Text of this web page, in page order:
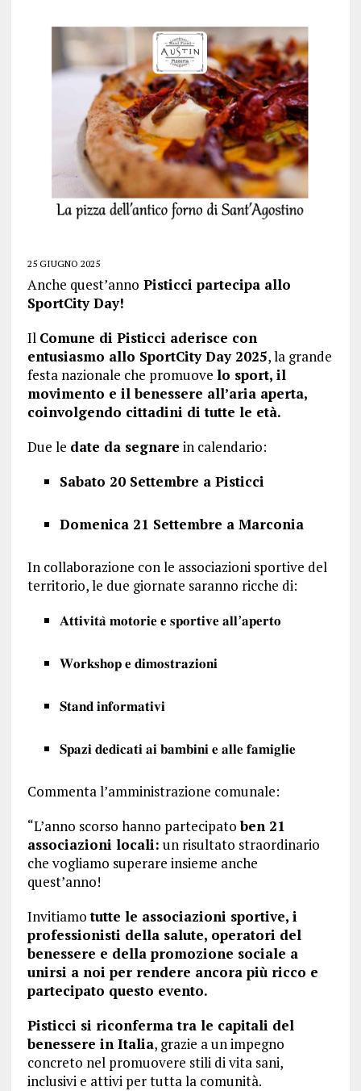
25 GIUGNO 2025
Anche quest’anno Pisticci partecipa allo
SportCity Day!
Il Comune di Pisticci aderisce con
entusiasmo allo SportCity Day 2025, la grande
festa nazionale che promuove lo sport, il
movimento e il benessere all’aria aperta,
coinvolgendo cittadini di tutte le età.
Due le date da segnare in calendario:
Sabato 20 Settembre a Pisticci
Domenica 21 Settembre a Marconia
In collaborazione con le associazioni sportive del
territorio, le due giornate saranno ricche di:
𝐀𝐭𝐭𝐢𝐯𝐢𝐭𝐚̀ 𝐦𝐨𝐭𝐨𝐫𝐢𝐞 𝐞 𝐬𝐩𝐨𝐫𝐭𝐢𝐯𝐞 𝐚𝐥𝐥’𝐚𝐩𝐞𝐫𝐭𝐨
𝐖𝐨𝐫𝐤𝐬𝐡𝐨𝐩 𝐞 𝐝𝐢𝐦𝐨𝐬𝐭𝐫𝐚𝐳𝐢𝐨𝐧𝐢
𝐒𝐭𝐚𝐧𝐝 𝐢𝐧𝐟𝐨𝐫𝐦𝐚𝐭𝐢𝐯𝐢
𝐒𝐩𝐚𝐳𝐢 𝐝𝐞𝐝𝐢𝐜𝐚𝐭𝐢 𝐚𝐢 𝐛𝐚𝐦𝐛𝐢𝐧𝐢 𝐞 𝐚𝐥𝐥𝐞 𝐟𝐚𝐦𝐢𝐠𝐥𝐢𝐞
Commenta l’amministrazione comunale:
“L’anno scorso hanno partecipatoben 21
associazioni locali: un risultato straordinario
che vogliamo superare insieme anche
quest’anno!
Invitiamotutte le associazioni sportive, i
professionisti della salute, operatori del
benessere e della promozione sociale a
unirsi a noi per rendere ancora più ricco e
partecipato questo evento.
Pisticci si riconferma tra le capitali del
benessere in Italia, grazie a un impegno
concreto nel promuovere stili di vita sani,
inclusivi e attivi per tutta la comunità.